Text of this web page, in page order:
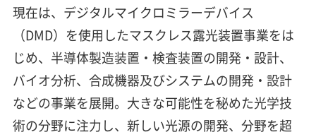
現在は、デジタルマイクロミラーデバイス
（DMD）を使用したマスクレス露光装置事業をは
じめ、半導体製造装置・検査装置の開発・設計、
バイオ分析、合成機器及びシステムの開発・設計
などの事業を展開。大きな可能性を秘めた光学技
術の分野に注力し、新しい光源の開発、分野を超